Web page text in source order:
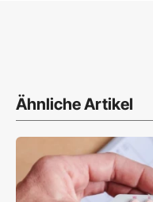
Ähnliche Artikel